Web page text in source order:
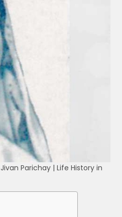
Parichay | Life History in